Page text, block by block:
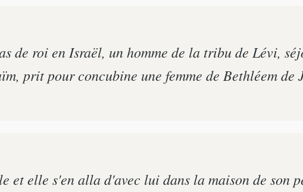
de roi en Israël, un homme de la tribu de Lévi,
prit pour concubine une femme de Bethléem de
et elle s'en alla d'avec lui dans la maison de son